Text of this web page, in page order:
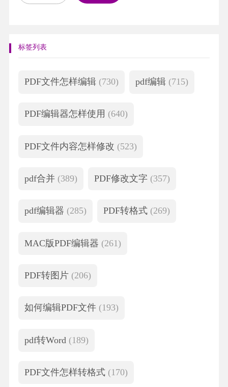
标签列表
PDF文件怎样编辑 (730) pdf编辑 (715)
PDF编辑器怎样使用 (640)
PDF文件内容怎样修改 (523)
pdf合并 (389) PDF修改文字 (357)
pdf编辑器 (285) PDF转格式 (269)
MAC版PDF编辑器 (261)
PDF转图片 (206)
如何编辑PDF文件 (193)
pdf转Word (189)
PDF文件怎样转格式 (170)